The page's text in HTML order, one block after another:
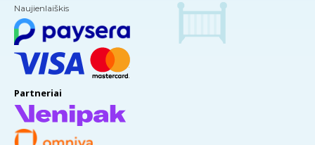
Naujienlaiškis
Partneriai